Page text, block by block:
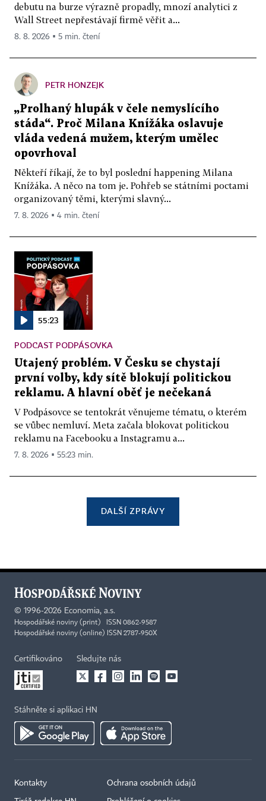
debutu na burze výrazně propadly, mnozí analytici z
Wall Street nepřestávají firmě věřit a...
8. 8. 2026 ▪ 5 min. čtení
PETR HONZEJK
„Prolhaný hlupák v čele nemyslícího
stáda“. Proč Milana Knížáka oslavuje
vláda vedená mužem, kterým umělec
opovrhoval
Někteří říkají, že to byl poslední happening Milana
Knížáka. A něco na tom je. Pohřeb se státními poctami
organizovaný těmi, kterými slavný...
7. 8. 2026 ▪ 4 min. čtení
55:23
PODCAST PODPÁSOVKA
Utajený problém. V Česku se chystají
první volby, kdy sítě blokují politickou
reklamu. A hlavní oběť je nečekaná
V Podpásovce se tentokrát věnujeme tématu, o kterém
se vůbec nemluví. Meta začala blokovat politickou
reklamu na Facebooku a Instagramu a...
7. 8. 2026 ▪ 55:23 min.
DALŠÍ ZPRÁVY
© 1996-2026 Economia, a.s.
Hospodářské noviny (print) ISSN 0862-9587
Hospodářské noviny (online) ISSN 2787-950X
Certifikováno Sledujte nás
Stáhněte si aplikaci HN
Kontakty Ochrana osobních údajů